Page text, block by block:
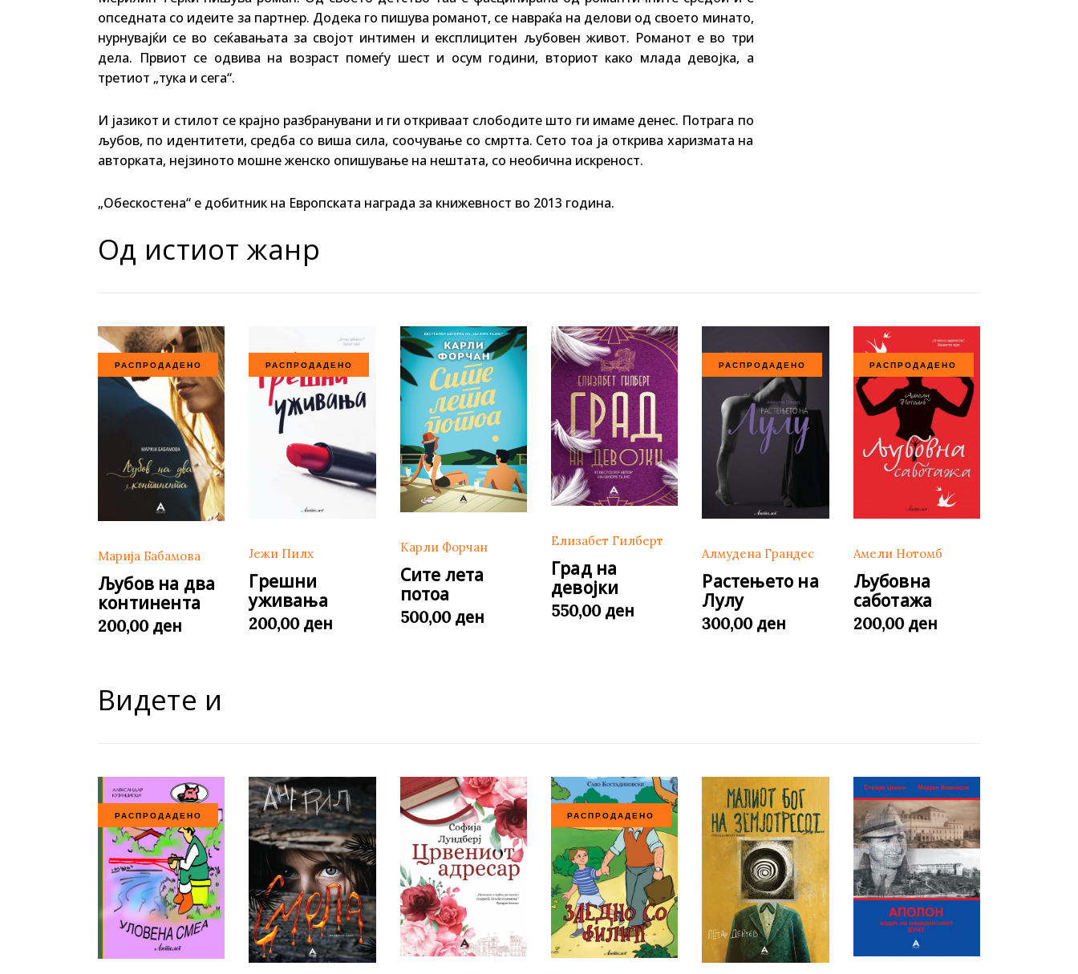
опседната со идеите за партнер. Додека го пишува романот, се навраќа на делови од своето минато,
нурнувајќи се во сеќавањата за својот интимен и експлицитен љубовен живот. Романот е во три
дела. Првиот се одвива на возраст помеѓу шест и осум години, вториот како млада девојка, а
третиот „тука и сега“.
И јазикот и стилот се крајно разбранувани и ги откриваат слободите што ги имаме денес. Потрага по
љубов, по идентитети, средба со виша сила, соочување со смртта. Сето тоа ја открива харизмата на
авторката, нејзиното мошне женско опишување на нештата, со необична искреност.
„Обескостена“ е добитник на Европската награда за книжевност во 2013 година.
Од истиот жанр
РАСПРОДАДЕНО
Марија Бабамова
Љубов на два
континента
200,00 ден
РАСПРОДАДЕНО
Јежи Пилх
Грешни
уживања
200,00 ден
Карли Форчан
Сите лета
потоа
500,00 ден
Елизабет Гилберт
Град на
девојки
550,00 ден
РАСПРОДАДЕНО
Алмудена Грандес
Растењето на
Лулу
300,00 ден
РАСПРОДАДЕНО
Амели Нотомб
Љубовна
саботажа
200,00 ден
Видете и
РАСПРОДАДЕНО РАСПРОДАДЕНО